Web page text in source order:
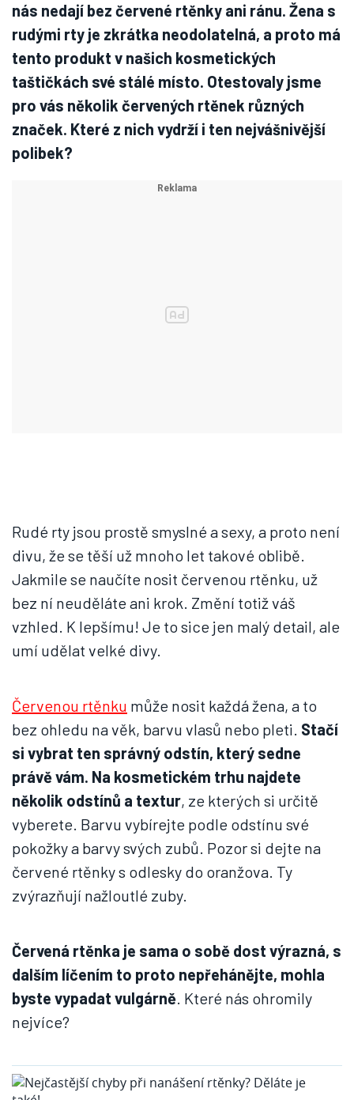
nás nedají bez červené rtěnky ani ránu. Žena s
rudými rty je zkrátka neodolatelná, a proto má
tento produkt v našich kosmetických
taštičkách své stálé místo. Otestovaly jsme
pro vás několik červených rtěnek různých
značek. Které z nich vydrží i ten nejvášnivější
polibek?
Rudé rty jsou prostě smyslné a sexy, a proto není
divu, že se těší už mnoho let takové oblibě.
Jakmile se naučíte nosit červenou rtěnku, už
bez ní neuděláte ani krok. Změní totiž váš
vzhled. K lepšímu! Je to sice jen malý detail, ale
umí udělat velké divy.
Červenou rtěnku může nosit každá žena, a to
bez ohledu na věk, barvu vlasů nebo pleti. Stačí
si vybrat ten správný odstín, který sedne
právě vám. Na kosmetickém trhu najdete
několik odstínů a textur, ze kterých si určitě
vyberete. Barvu vybírejte podle odstínu své
pokožky a barvy svých zubů. Pozor si dejte na
červené rtěnky s odlesky do oranžova. Ty
zvýrazňují nažloutlé zuby.
Červená rtěnka je sama o sobě dost výrazná, s
dalším líčením to proto nepřehánějte, mohla
byste vypadat vulgárně. Které nás ohromily
nejvíce?